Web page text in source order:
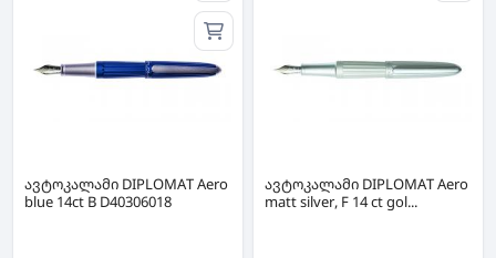
ავტოკალამი DIPLOMAT Aero
blue 14ct B D40306018
ავტოკალამი DIPLOMAT Aero
matt silver, F 14 ct gol...